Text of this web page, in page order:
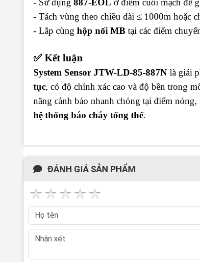
- Sử dụng 887-EOL ở điểm cuối mạch để
- Tách vùng theo chiều dài ≤ 1000m hoặc
- Lắp cùng hộp nối MB tại các điểm
✅ Kết luận
System Sensor JTW-LD-85-887N là giải
tục, có độ chính xác cao và độ bền trong
năng cảnh báo nhanh chóng tại điểm nóng,
hệ thống báo cháy tổng thể.
ĐÁNH GIÁ SẢN PHẨM